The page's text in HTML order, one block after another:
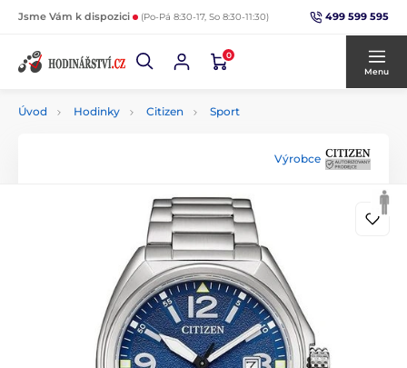
Jsme Vám k dispozici (Po-Pá 8:30-17, So 8:30-11:30) 499 599 595
0
Menu
Úvod Hodinky Citizen Sport
Výrobce